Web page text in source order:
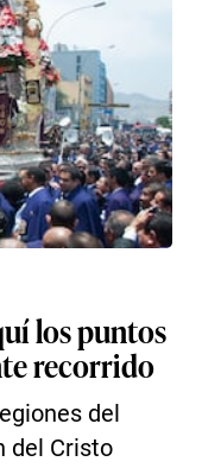
los puntos
recorrido
del
del Cristo